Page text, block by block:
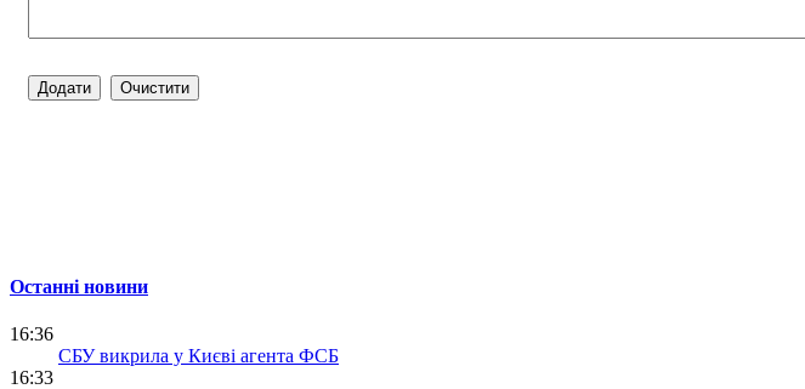
Останні новини
16:36
СБУ викрила у Києві агента ФСБ
16:33